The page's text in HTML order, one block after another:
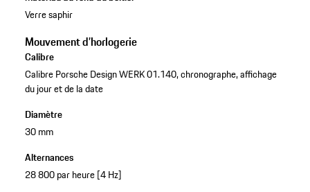
Verre saphir
Mouvement d’horlogerie
Calibre
Calibre Porsche Design WERK 01.140, chronographe, affichage
du jour et de la date
Diamètre
30 mm
Alternances
28 800 par heure [4 Hz]